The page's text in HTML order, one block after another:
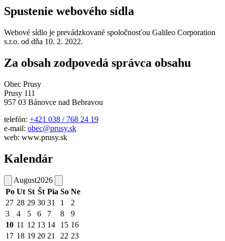
Spustenie webového sídla
Webové sídlo je prevádzkované spoločnosťou Galileo Corporation
s.r.o. od dňa 10. 2. 2022.
Za obsah zodpovedá správca obsahu
Obec Prusy
Prusy 111
957 03 Bánovce nad Bebravou
telefón: +421 038 / 768 24 19
e-mail: obec@prusy.sk
web: www.prusy.sk
Kalendár
August2026
Po Ut St Št Pia So Ne
27 28 29 30 31 1
2
3
4 5 6 7 8
9
10 11 12 13 14 15 16
17 18 19 20 21 22 23